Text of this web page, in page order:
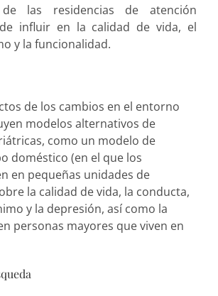
de las residencias de atención
influir en la calidad de vida, el
y la funcionalidad.
de los cambios en el entorno
modelos alternativos de
como un modelo de
doméstico (en el que los
en pequeñas unidades de
la calidad de vida, la conducta,
y la depresión, así como la
personas mayores que viven en